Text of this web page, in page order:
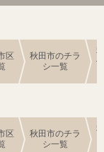
区
秋田市のチラ
シ一覧
区
秋田市のチラ
シ一覧